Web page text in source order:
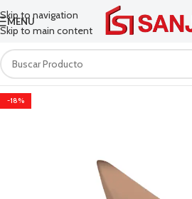
Skip to navigation
Skip to main content
MENU
-18%